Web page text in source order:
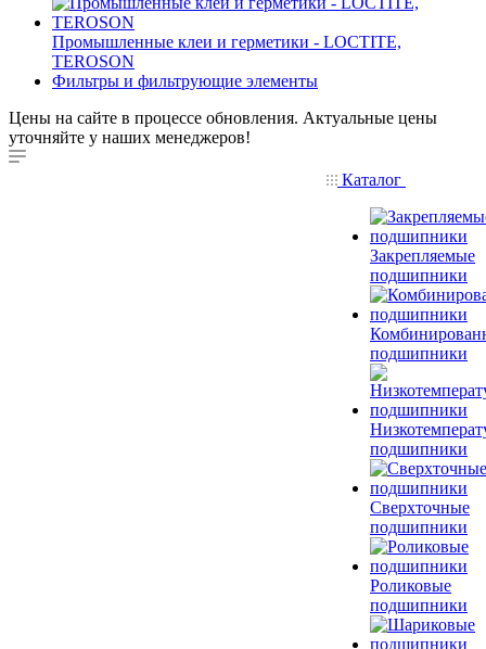
Промышленные клеи и герметики - LOCTITE,
TEROSON
Фильтры и фильтрующие элементы
Цены на сайте в процессе обновления. Актуальные цены
уточняйте у наших менеджеров!
Каталог
Закрепляемые
подшипники
подшипники
подшипники
Сверхточные
подшипники
Роликовые
подшипники